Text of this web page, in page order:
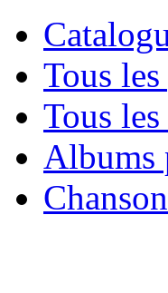
Tous les
Tous
Albums